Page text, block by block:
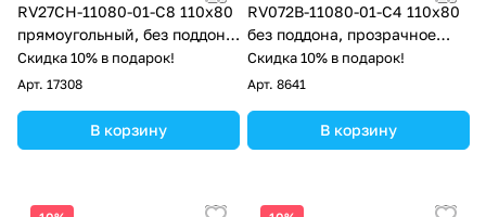
RV27CH-11080-01-C8 110х80
прямоугольный, без поддона,
прозрачное стекло, хром
Скидка 10% в подарок!
Арт. 17308
В корзину
RV072B-11080-01-C4 110х80
без поддона, прозрачное
стекло, черный матовый
Скидка 10% в подарок!
Арт. 8641
В корзину